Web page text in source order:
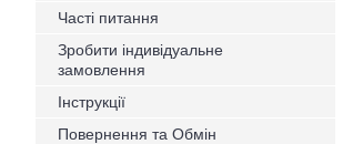
Часті питання
Зробити індивідуальне
замовлення
Інструкції
Повернення та Обмін